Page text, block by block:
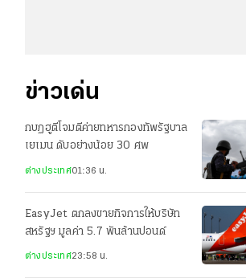
ข่าวเด่น
กบฏฮูตีโจมตีค่ายทหารกองทัพรัฐบาล
เยเมน ดับอย่างน้อย 30 ศพ
ต่างประเทศ01:36 น.
EasyJet ตกลงขายกิจการให้บริษัท
สหรัฐฯ มูลค่า 5.7 พันล้านปอนด์
ต่างประเทศ23:58 น.